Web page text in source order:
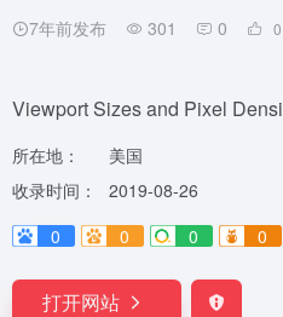
7年前发布 301 0 0
Viewport Sizes and Pixel
所在地：
美国
收录时间：
2019-08-26
0
0 0 0
打开网站